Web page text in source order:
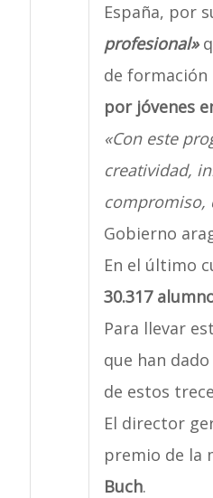
España, por
profesional»
de formación
por jóvenes
«Con este
creatividad,
compromiso,
Gobierno
En el último
30.317
Para llevar
que han
de estos
El director
premio de la
Buch.